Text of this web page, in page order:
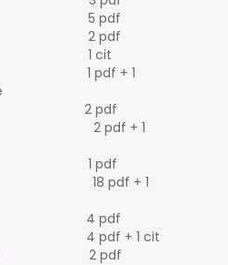
5 pdf
2 pdf
cit
pdf + 1
pdf
2 pdf + 1
1 pdf
18 pdf + 1
pdf
4 pdf + 1 cit
2 pdf